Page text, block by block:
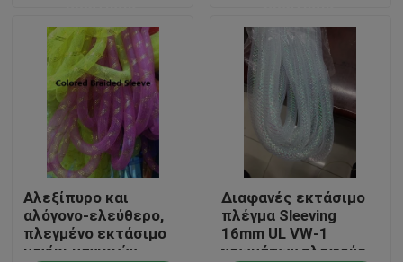
Μας ελάτε σε επαφή με
Ζητήστε ένα απόσπασμα
Εύκαμπτη σωλήνωση PVC
θερμότητα - shrinkable σωλήνας
Ζαρωμένη εύκαμπτη σωλήνωση
Αλεξίπυρο και
αλόγονο-ελεύθερο,
πλεγμένο εκτάσιμο
μανίκι μανικιών
Διαφανές εκτάσιμο
πλέγμα Sleeving
16mm UL VW-1
χρωμάτων ελαφρύς